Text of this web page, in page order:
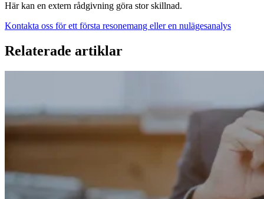
Här kan en extern rådgivning göra stor skillnad.
Kontakta oss för ett första resonemang eller en nulägesanalys
Relaterade artiklar